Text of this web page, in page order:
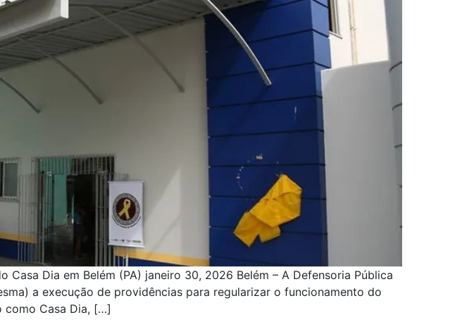
Dia em Belém (PA) janeiro 30, 2026 Belém – A Defensoria Pública
a execução de providências para regularizar o funcionamento do
como Casa Dia, […]